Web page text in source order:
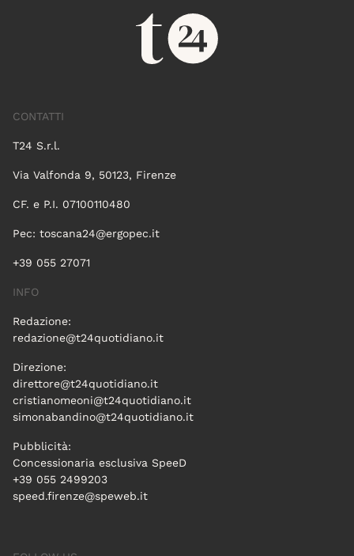
CONTATTI
T24 S.r.l.
Via Valfonda 9, 50123, Firenze
CF. e P.I. 07100110480
Pec: toscana24@ergopec.it
+39 055 27071
INFO
Redazione:
redazione@t24quotidiano.it
Direzione:
direttore@t24quotidiano.it
cristianomeoni@t24quotidiano.it
simonabandino@t24quotidiano.it
Pubblicità:
Concessionaria esclusiva SpeeD
+39 055 2499203
speed.firenze@speweb.it